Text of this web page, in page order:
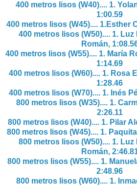
400 metros lisos (W40).... 1.
1:00.59
400 metros lisos (W45).... 1.Esther
400 metros lisos (W50).... 1. Luz
Román,
400 metros lisos (W55).... 1. María
1:14.69
400 metros lisos (W60).... 1. Rosa
1:28.46
400 metros lisos (W70).... 1. Inés
800 metros lisos (W35).... 1.
2:26.11
800 metros lisos (W40).... 1. Pilar
800 metros lisos (W45).... 1.
800 metros lisos (W50).... 1. Luz
Román,
800 metros lisos (W55).... 1.
2:48.96
800 metros lisos (W60).... 1.